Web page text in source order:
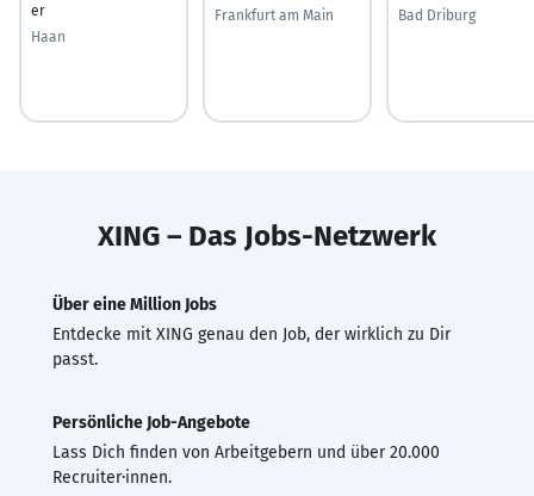
er
Haan
Frankfurt am Main
Bad Driburg
XING – Das Jobs-Netzwerk
Über eine Million Jobs
Entdecke mit XING genau den Job, der wirklich zu Dir
passt.
Persönliche Job-Angebote
Lass Dich finden von Arbeitgebern und über 20.000
Recruiter·innen.